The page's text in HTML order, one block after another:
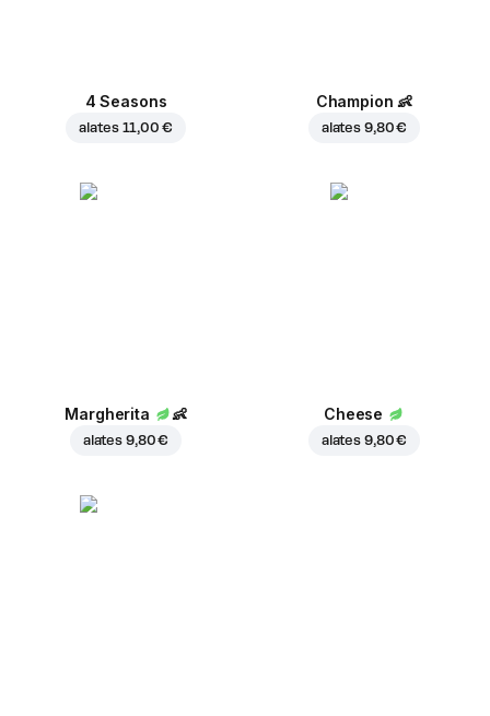
4 Seasons
alates 11,00 €
Champion 👶
alates 9,80 €
Margherita 👶
alates 9,80 €
Cheese
alates 9,80 €